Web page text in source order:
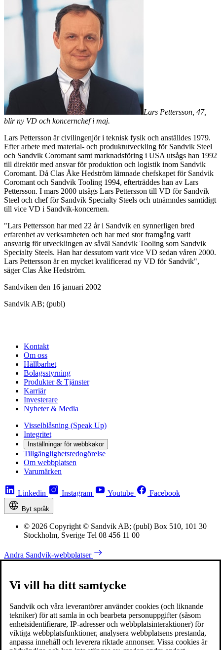
Lars Pettersson, 47,
blir ny VD och koncernchef i maj.
Lars Pettersson är civilingenjör i teknisk fysik och anställdes 1979.
Efter arbete med material- och produktutveckling för Sandvik Steel
och Sandvik Coromant samt marknadsföring i USA utsågs han 1992
till direktör med ansvar för produktion och logistik inom Sandvik
Coromant. Då Clas Åke Hedström lämnade chefskapet för Sandvik
Coromant och Sandvik Tooling 1994, efterträddes han av Lars
Pettersson. I mars 2000 utsågs Lars Pettersson till VD för Sandvik
Steel och chef för Sandvik Specialty Steels och utnämndes samtidigt
till vice VD i Sandvik-koncernen.
"Lars Pettersson har med 22 år i Sandvik en synnerligen bred
erfarenhet av verksamheten och har med stor framgång varit
ansvarig för utvecklingen av såväl Sandvik Tooling som Sandvik
Specialty Steels. Han har dessutom varit vice VD sedan våren 2000.
Lars Pettersson är en mycket kvalificerad ny VD för Sandvik",
säger Clas Åke Hedström.
Sandviken den 16 januari 2002
Sandvik AB; (publ)
Kontakt
Om oss
Hållbarhet
Bolagsstyrning
Produkter & Tjänster
Karriär
Investerare
Nyheter & Media
Visselblåsning (Speak Up)
Integritet
Inställningar för webbkakor
Tillgänglighetsredogörelse
Om webbplatsen
Varumärken
Linkedin Instagram Youtube Facebook
Byt språk
© 2026 Copyright © Sandvik AB; (publ) Box 510, 101 30
Stockholm, Sverige Tel 08 456 11 00
Andra Sandvik-webbplatser
Vi vill ha ditt samtycke
Sandvik och våra leverantörer använder cookies (och liknande
tekniker) för att samla in och bearbeta personuppgifter (såsom
enhetsidentifierare, IP-adresser och webbplatsinteraktioner) för
viktiga webbplatsfunktioner, analysera webbplatsens prestanda,
anpassa innehåll och leverera riktade annonser. Vissa cookies är